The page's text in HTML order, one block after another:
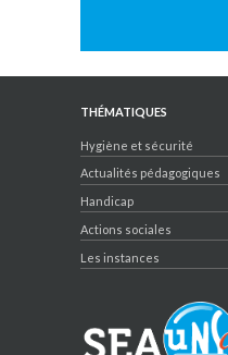
THÉMATIQUES
Hygiène et sécurité
Actualités pédagogiques
Handicap
Actions sociales
Les instances